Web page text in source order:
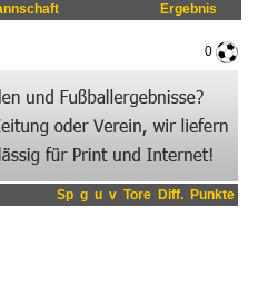
Ergebnis
0
Sp g u v Tore Diff. Punkte